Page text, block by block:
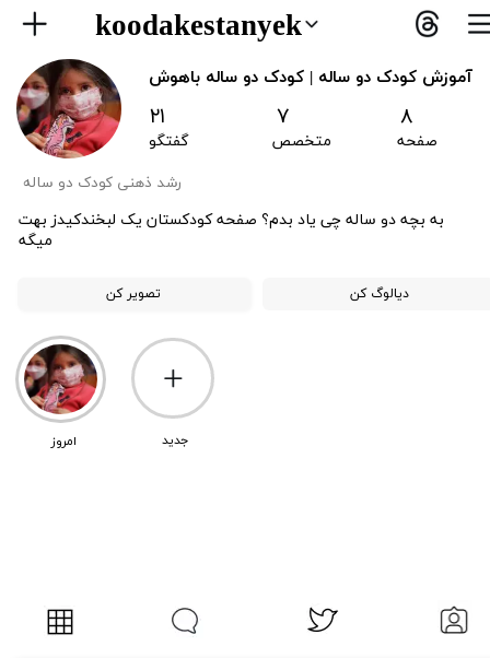
koodakestanyek
رشد ذهنی کودک دو ساله
​آموزش کودک دو ساله | کودک دو ساله باهوش
صفحه متخصص گفتگو
۸ ۷ ۲۱
به بچه دو ساله چی یاد بدم؟ صفحه کودکستان یک لبخندکیدز بهت
میگه
دیالوگ کن تصویر کن
​جدید امروز